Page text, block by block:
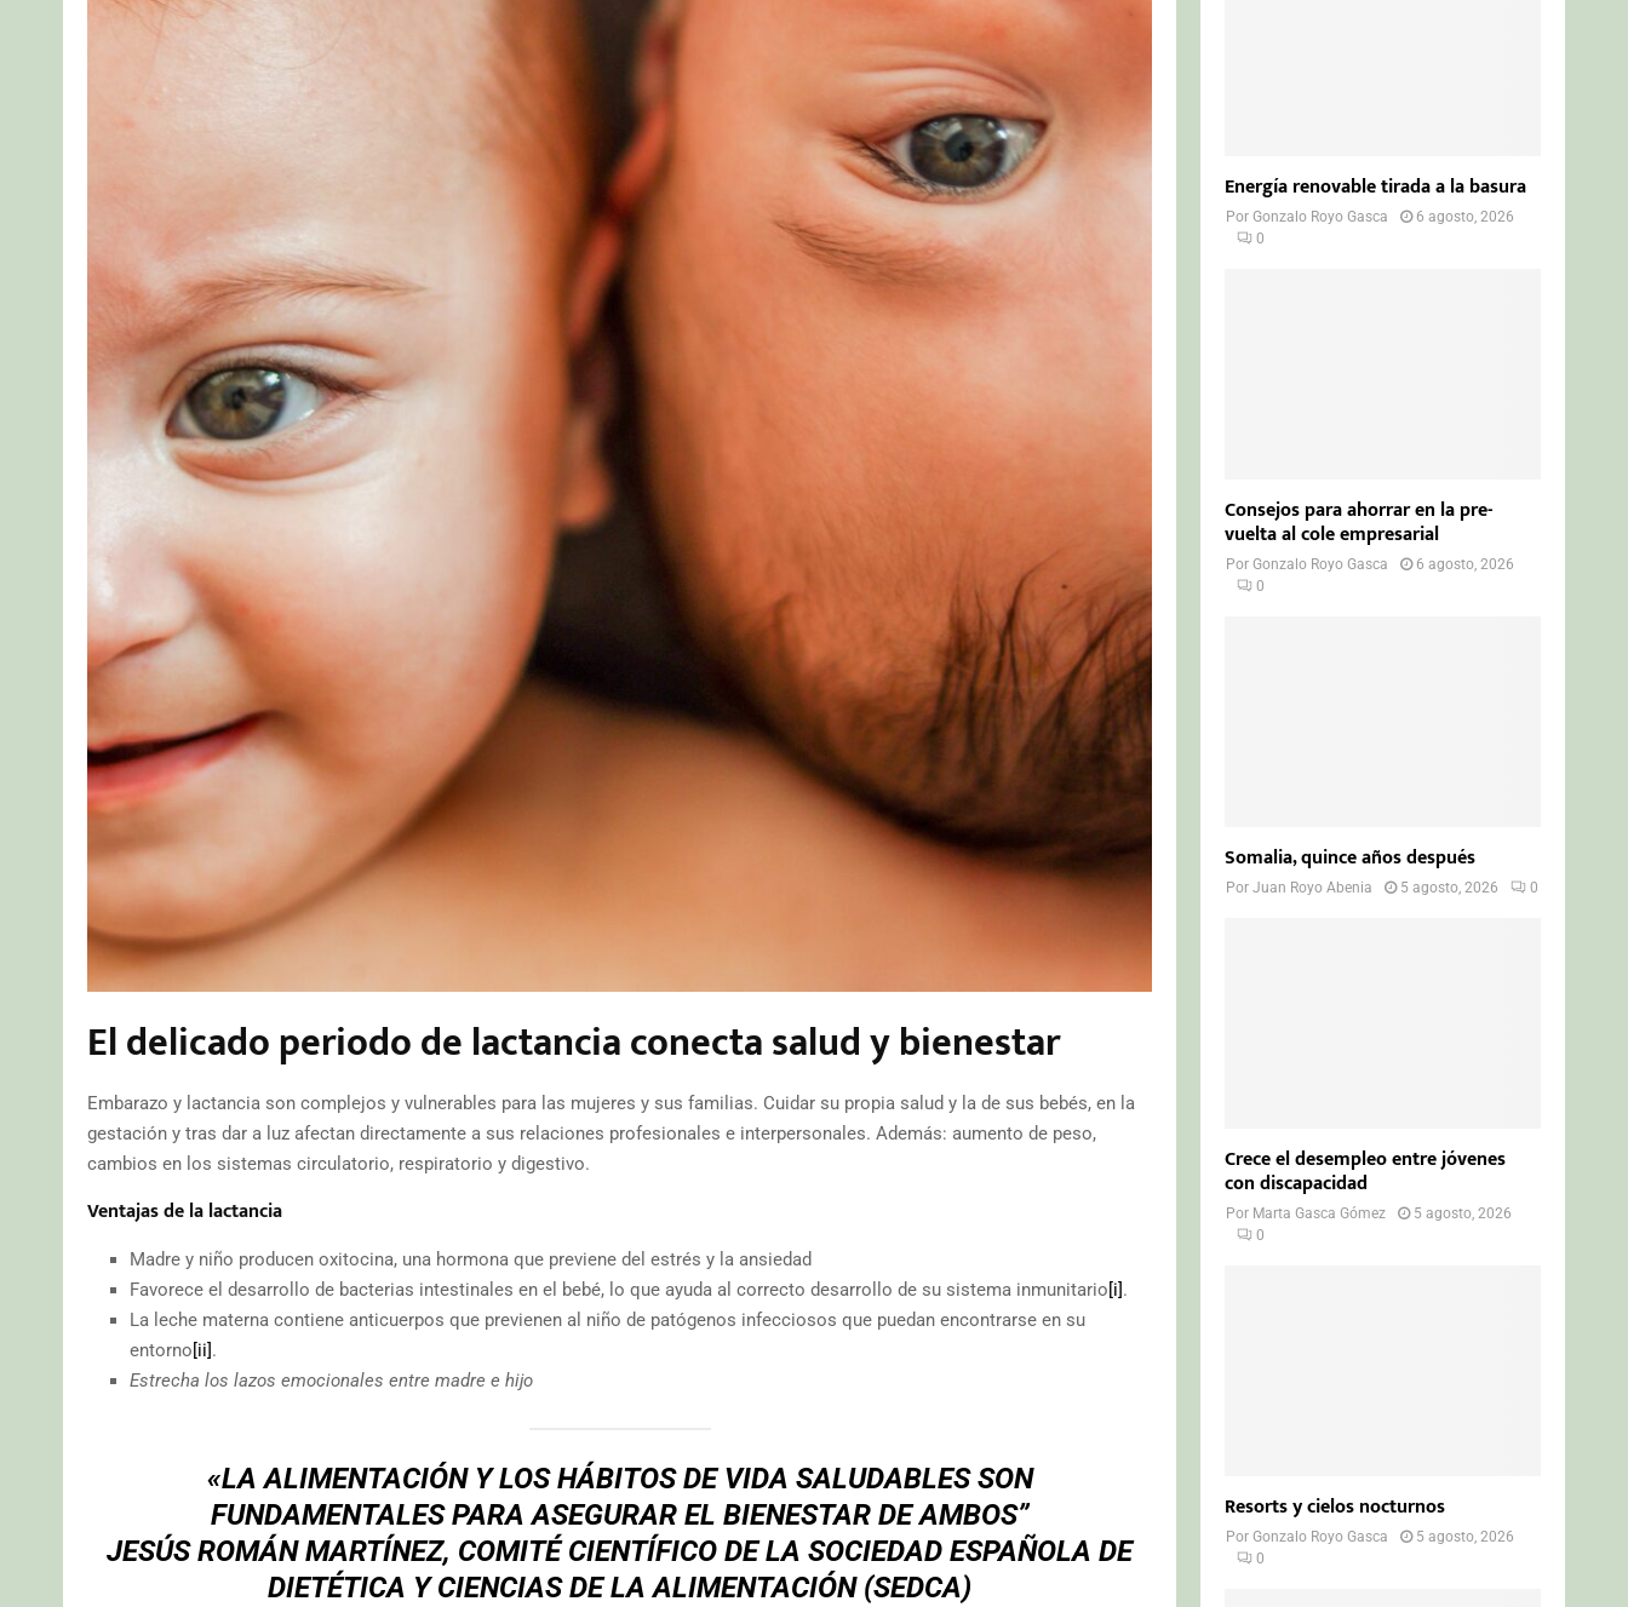
El delicado periodo de lactancia conecta salud y bienestar
Embarazo y lactancia son complejos y vulnerables para las mujeres y sus familias. Cuidar su propia salud y la de sus bebés, en la
gestación y tras dar a luz afectan directamente a sus relaciones profesionales e interpersonales. Además: aumento de peso,
cambios en los sistemas circulatorio, respiratorio y digestivo.
Ventajas de la lactancia
Madre y niño producen oxitocina, una hormona que previene del estrés y la ansiedad
Favorece el desarrollo de bacterias intestinales en el bebé, lo que ayuda al correcto desarrollo de su sistema inmunitario[i].
La leche materna contiene anticuerpos que previenen al niño de patógenos infecciosos que puedan encontrarse en su
entorno[ii].
Estrecha los lazos emocionales entre madre e hijo
«LA ALIMENTACIÓN Y LOS HÁBITOS DE VIDA SALUDABLES SON
FUNDAMENTALES PARA ASEGURAR EL BIENESTAR DE AMBOS”
JESÚS ROMÁN MARTÍNEZ, COMITÉ CIENTÍFICO DE LA SOCIEDAD ESPAÑOLA DE
DIETÉTICA Y CIENCIAS DE LA ALIMENTACIÓN (SEDCA)
Energía renovable tirada a la basura
PorGonzalo Royo Gasca
6 agosto, 2026
0
Consejos para ahorrar en la pre-
vuelta al cole empresarial
PorGonzalo Royo Gasca
6 agosto, 2026
0
Somalia, quince años después
PorJuan Royo Abenia 5 agosto, 2026 0
Crece el desempleo entre jóvenes
con discapacidad
Por Marta Gasca Gómez
5 agosto, 2026
0
Resorts y cielos nocturnos
PorGonzalo Royo Gasca
5 agosto, 2026
0